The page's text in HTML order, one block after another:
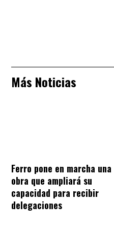
Más Noticias
Ferro pone en marcha una
obra que ampliará su
capacidad para recibir
delegaciones